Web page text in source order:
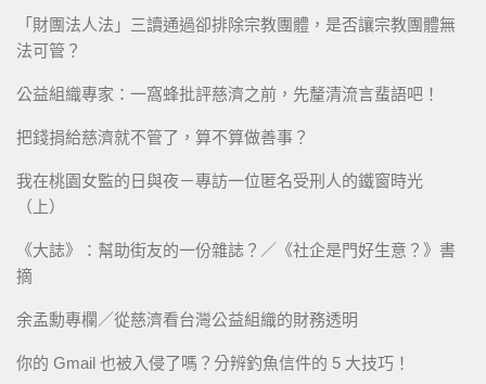
「財團法人法」三讀通過卻排除宗教團體，是否讓宗教團體無
法可管？
公益組織專家：一窩蜂批評慈濟之前，先釐清流言蜚語吧！
把錢捐給慈濟就不管了，算不算做善事？
我在桃園女監的日與夜－專訪一位匿名受刑人的鐵窗時光
（上）
《大誌》：幫助街友的一份雜誌？／《社企是門好生意？》書
摘
余孟勳專欄／從慈濟看台灣公益組織的財務透明
你的 Gmail 也被入侵了嗎？分辨釣魚信件的 5 大技巧！